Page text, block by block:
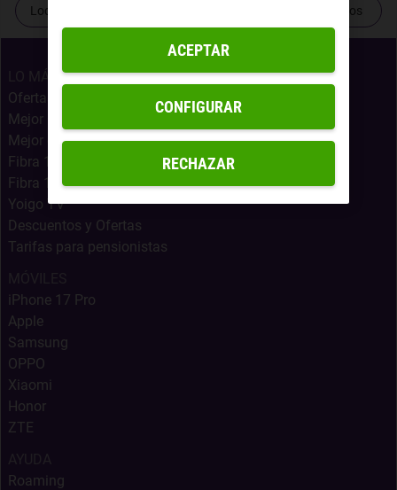
Localiza tu tienda más cercana Contacta con nosotros
LO MÁS BUSCADO
Ofertas Internet Móvil
Mejor Oferta Fibra
Mejor oferta fibra, móvil y Netflix
Fibra 1Gb + Móvil Infinito
Fibra 1Gb
Yoigo TV
Descuentos y Ofertas
Tarifas para pensionistas
iPhone 17 Pro
Apple
Samsung
OPPO
Xiaomi
Honor
ZTE
Roaming
RECHAZAR
ACEPTAR
CONFIGURAR